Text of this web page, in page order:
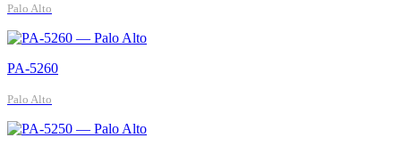
Palo Alto
PA-5260
Palo Alto